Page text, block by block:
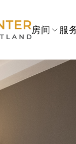
房间 服